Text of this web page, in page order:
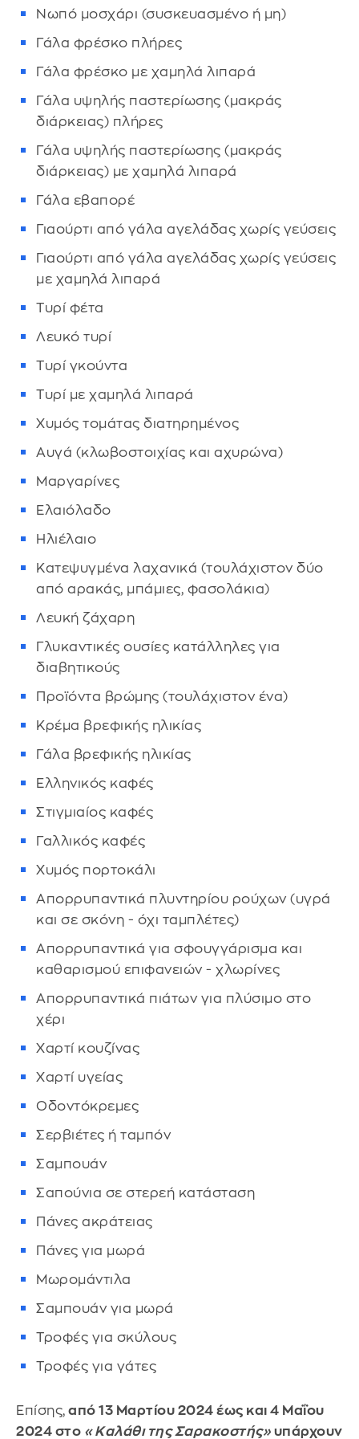
Νωπό μοσχάρι (συσκευασμένο ή μη)
Γάλα φρέσκο πλήρες
Γάλα φρέσκο με χαμηλά λιπαρά
Γάλα υψηλής παστερίωσης (μακράς
διάρκειας) πλήρες
Γάλα υψηλής παστερίωσης (μακράς
διάρκειας) με χαμηλά λιπαρά
Γάλα εβαπορέ
Γιαούρτι από γάλα αγελάδας χωρίς γεύσεις
Γιαούρτι από γάλα αγελάδας χωρίς γεύσεις
με χαμηλά λιπαρά
Τυρί φέτα
Λευκό τυρί
Τυρί γκούντα
Τυρί με χαμηλά λιπαρά
Χυμός τομάτας διατηρημένος
Αυγά (κλωβοστοιχίας και αχυρώνα)
Μαργαρίνες
Ελαιόλαδο
Ηλιέλαιο
Κατεψυγμένα λαχανικά (τουλάχιστον δύο
από αρακάς, μπάμιες, φασολάκια)
Λευκή ζάχαρη
Γλυκαντικές ουσίες κατάλληλες για
διαβητικούς
Προϊόντα βρώμης (τουλάχιστον ένα)
Κρέμα βρεφικής ηλικίας
Γάλα βρεφικής ηλικίας
Ελληνικός καφές
Στιγμιαίος καφές
Γαλλικός καφές
Χυμός πορτοκάλι
Απορρυπαντικά πλυντηρίου ρούχων (υγρά
και σε σκόνη - όχι ταμπλέτες)
Απορρυπαντικά για σφουγγάρισμα και
καθαρισμού επιφανειών - χλωρίνες
Απορρυπαντικά πιάτων για πλύσιμο στο
χέρι
Χαρτί κουζίνας
Χαρτί υγείας
Οδοντόκρεμες
Σερβιέτες ή ταμπόν
Σαμπουάν
Σαπούνια σε στερεή κατάσταση
Πάνες ακράτειας
Πάνες για μωρά
Μωρομάντιλα
Σαμπουάν για μωρά
Τροφές για σκύλους
Τροφές για γάτες
Επίσης, από 13 Μαρτίου 2024 έως και 4 Μαΐου
2024 στο «Καλάθι της Σαρακοστής» υπάρχουν